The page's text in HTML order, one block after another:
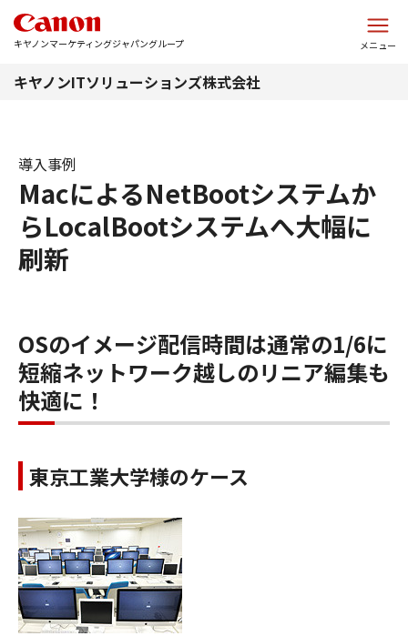
キヤノンマーケティングジャパングループ メニュー
キヤノンITソリューションズ株式会社
MacによるNetBootシステムか
らLocalBootシステムへ大幅に
刷新
導入事例
OSのイメージ配信時間は通常の1/6に
短縮ネットワーク越しのリニア編集も
快適に！
東京工業大学様のケース